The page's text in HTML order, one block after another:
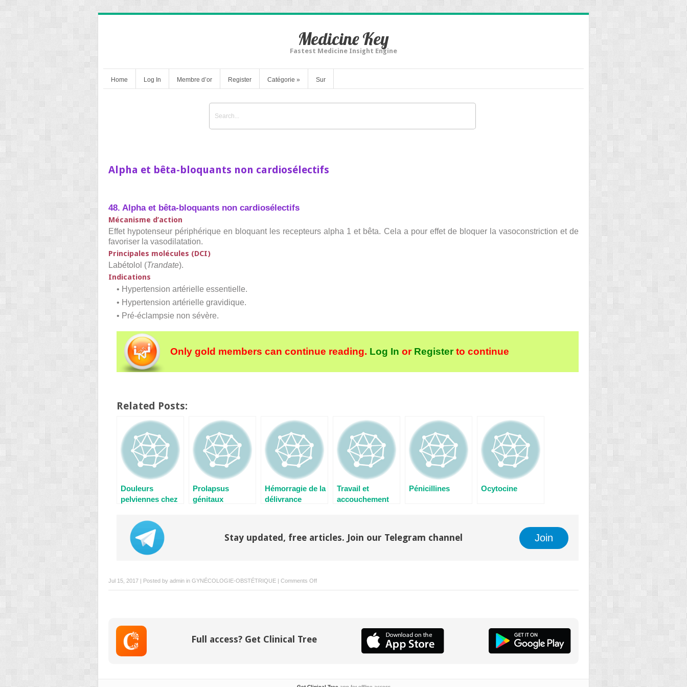
Medicine Key
Fastest Medicine Insight Engine
Home Log In Membre d’or Register Catégorie » Sur
Alpha et bêta-bloquants non cardiosélectifs
48. Alpha et bêta-bloquants non cardiosélectifs
Mécanisme d’action
Effet hypotenseur périphérique en bloquant les recepteurs alpha 1 et bêta. Cela a pour effet de bloquer la vasoconstriction et de
favoriser la vasodilatation.
Principales molécules (DCI)
Labétolol (Trandate).
Indications
• Hypertension artérielle essentielle.
• Hypertension artérielle gravidique.
• Pré-éclampsie non sévère.
Only gold members can continue reading. Log In orRegisterto continue
Related Posts:
Douleurs
pelviennes chez
Prolapsus
génitaux
Hémorragie de la
délivrance
Travail et
accouchement
Pénicillines Ocytocine
Stay updated, free articles. Join our Telegram channel Join
Jul 15, 2017 | Posted by admin in GYNÉCOLOGIE-OBSTÉTRIQUE | Comments Offon
Alpha
cardiosélectifs
Full access? Get Clinical Tree